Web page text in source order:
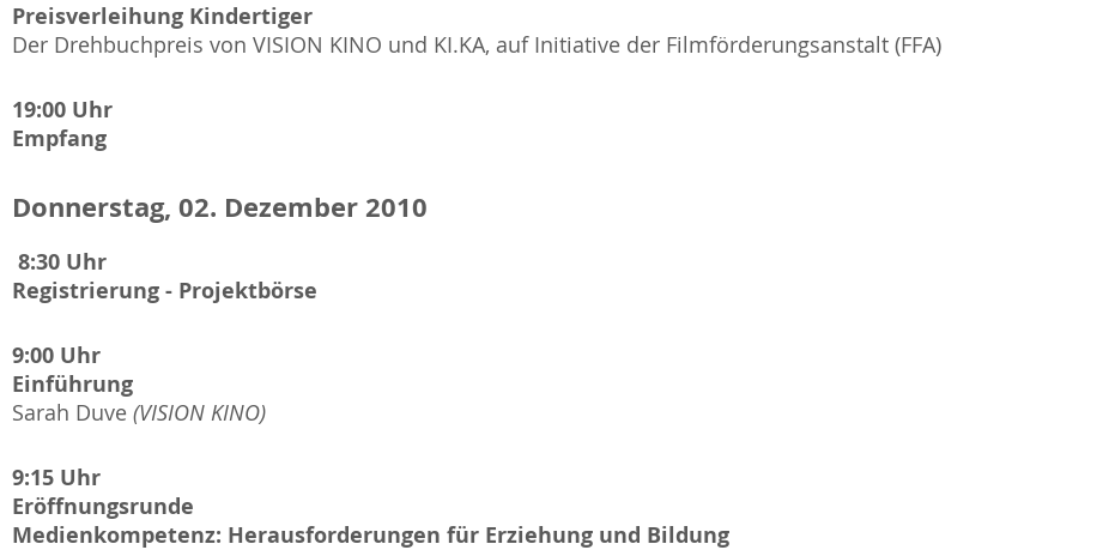
Preisverleihung Kindertiger
Der Drehbuchpreis von VISION KINO und KI.KA, auf Initiative der Filmförderungsanstalt (FFA)
19:00 Uhr
Empfang
Donnerstag, 02. Dezember 2010
8:30 Uhr
Registrierung - Projektbörse
9:00 Uhr
Einführung
Sarah Duve (VISION KINO)
9:15 Uhr
Eröffnungsrunde
Medienkompetenz: Herausforderungen für Erziehung und Bildung